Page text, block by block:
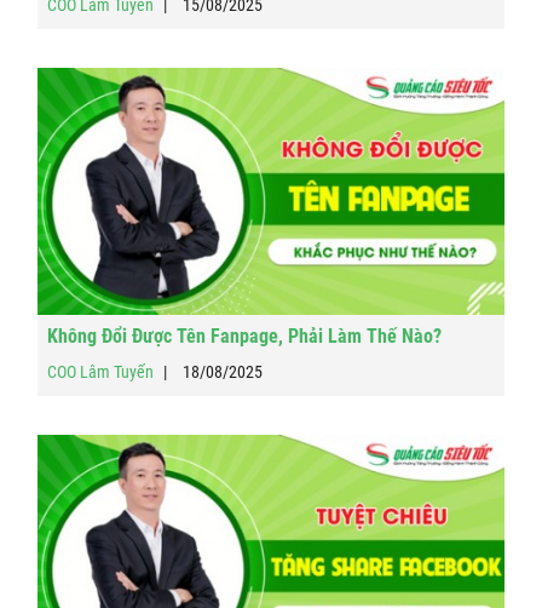
COO Lâm Tuyến 15/08/2025
Không Đổi Được Tên Fanpage, Phải Làm Thế Nào?
COO Lâm Tuyến 18/08/2025